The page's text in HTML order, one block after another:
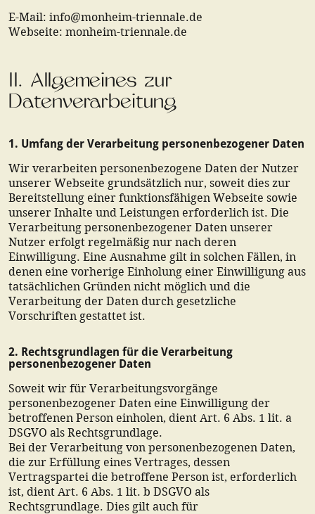
E-Mail: info@monheim-triennale.de
Webseite: monheim-triennale.de
II. Allgemeines zur
Datenverarbeitung
1. Umfang der Verarbeitung personenbezogener Daten
Wir verarbeiten personenbezogene Daten der Nutzer
unserer Webseite grundsätzlich nur, soweit dies zur
Bereitstellung einer funktionsfähigen Webseite sowie
unserer Inhalte und Leistungen erforderlich ist. Die
Verarbeitung personenbezogener Daten unserer
Nutzer erfolgt regelmäßig nur nach deren
Einwilligung. Eine Ausnahme gilt in solchen Fällen, in
denen eine vorherige Einholung einer Einwilligung aus
tatsächlichen Gründen nicht möglich und die
Verarbeitung der Daten durch gesetzliche
Vorschriften gestattet ist.
2. Rechtsgrundlagen für die Verarbeitung
personenbezogener Daten
Soweit wir für Verarbeitungsvorgänge
personenbezogener Daten eine Einwilligung der
betroffenen Person einholen, dient Art. 6 Abs. 1 lit. a
DSGVO als Rechtsgrundlage.
Bei der Verarbeitung von personenbezogenen Daten,
die zur Erfüllung eines Vertrages, dessen
Vertragspartei die betroffene Person ist, erforderlich
ist, dient Art. 6 Abs. 1 lit. b DSGVO als
Rechtsgrundlage. Dies gilt auch für